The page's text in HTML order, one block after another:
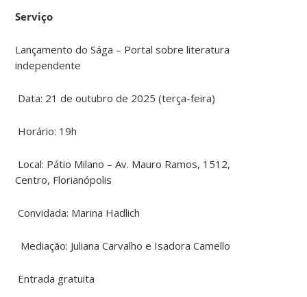
Serviço
Lançamento do Sága – Portal sobre literatura
independente
Data: 21 de outubro de 2025 (terça-feira)
Horário: 19h
Local: Pátio Milano – Av. Mauro Ramos, 1512,
Centro, Florianópolis
Convidada: Marina Hadlich
Mediação: Juliana Carvalho e Isadora Camello
Entrada gratuita